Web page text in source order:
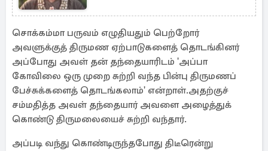
சொக்கம்மா பருவம் எழுதியதும் பெற்றோர்
அவளுக்குத் திருமண ஏற்பாடுகளைத் தொடங்கினர்
அப்போது அவள் தன் தந்தையாரிடம் 'அப்பா
கோவிலை ஒரு முறை சுற்றி வந்த பின்பு திருமணப்
பேச்சுக்களைத் தொடங்கலாம்' என்றாள்.அதற்குச்
சம்மதித்த அவள் தந்தையார் அவளை அழைத்துக்
கொண்டு திருமலையைச் சுற்றி வந்தார்.
அப்படி வந்து கொண்டிருந்தபோது திடீரென்று